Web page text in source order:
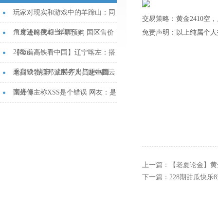
玩家对现实和游戏中的羊蹄山：同
角度还原度相当高！...
《奇迹时代4》年票预购 国区售价
248元...
【坐着高铁看中国】辽宁喀左：搭
乘高铁“快车” 土特产出门更出圈...
老挝琅勃拉邦派医务人员赴中国云
南进修...
国外博主称XSS是个错误 网友：是
交易策略：黄金2410空
免责声明：以上纯属个
上一篇：
【老夏论金】
下一篇： 228期甜瓜快乐